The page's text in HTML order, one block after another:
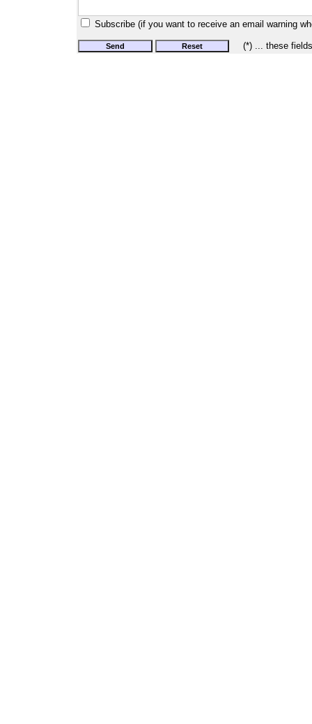
Subscribe (if you want to receive an email warning
(*) ... these fields